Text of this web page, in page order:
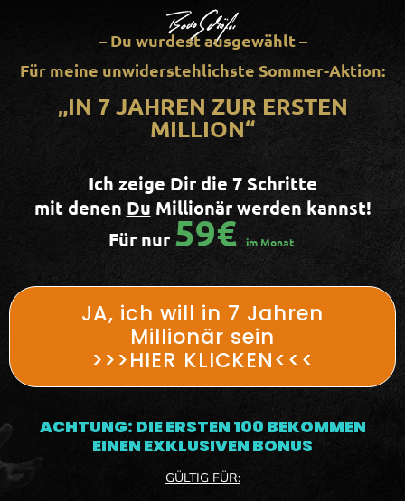
– Du wurdest ausgewählt –
Für meine unwiderstehlichste Sommer-Aktion:
„IN 7 JAHREN ZUR ERSTEN
MILLION“
Ich zeige Dir die 7 Schritte
mit denen Du Millionär werden kannst!
Für nur 59€ im Monat
JA, ich will in 7 Jahren
Millionär sein
>>>HIER KLICKEN<<<
ACHTUNG: DIE ERSTEN 100 BEKOMMEN
EINEN EXKLUSIVEN BONUS
GÜLTIG FÜR: